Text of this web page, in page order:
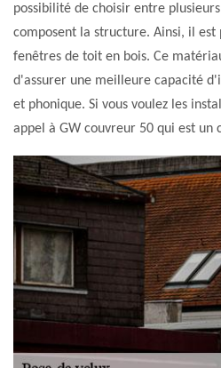
possibilité de choisir entre
composent la structure. Ainsi, il est
fenêtres de toit en bois. Ce
d'assurer une meilleure capacité
et phonique. Si vous voulez les
appel à GW couvreur 50 qui est un